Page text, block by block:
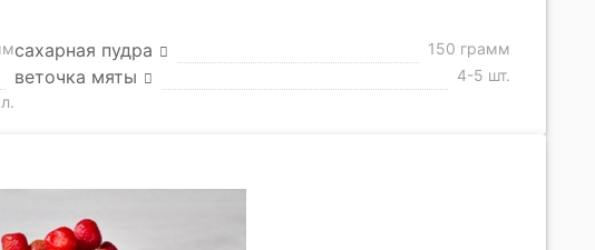
сахарная пудра 150 грамм
веточка мяты 4-5 шт.